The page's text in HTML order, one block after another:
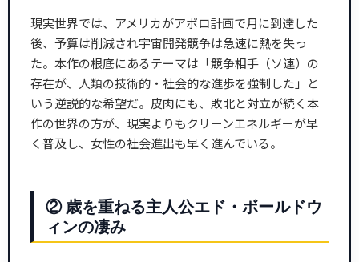
現実世界では、アメリカがアポロ計画で月に到達した
後、予算は削減され宇宙開発競争は急速に熱を失っ
た。本作の根底にあるテーマは「競争相手（ソ連）の
存在が、人類の技術的・社会的な進歩を強制した」と
いう逆説的な希望だ。皮肉にも、敗北と対立が続く本
作の世界の方が、現実よりもクリーンエネルギーが早
く普及し、女性の社会進出も早く進んでいる。
② 歳を重ねる主人公エド・ボールドウ
ィンの凄み